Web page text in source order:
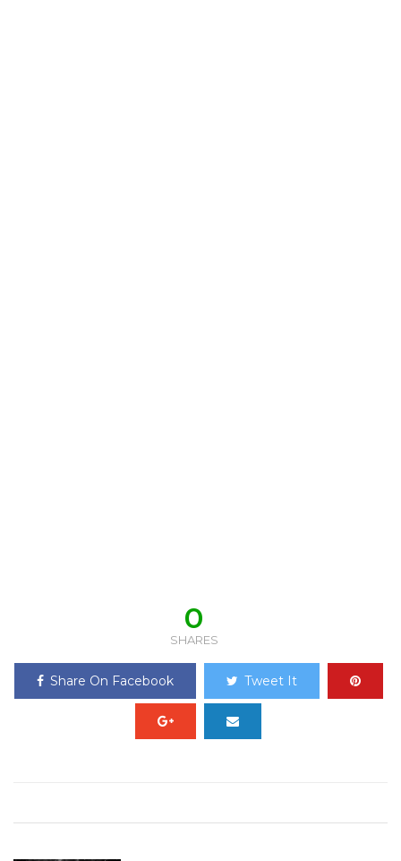
0
SHARES
Share On Facebook Tweet It